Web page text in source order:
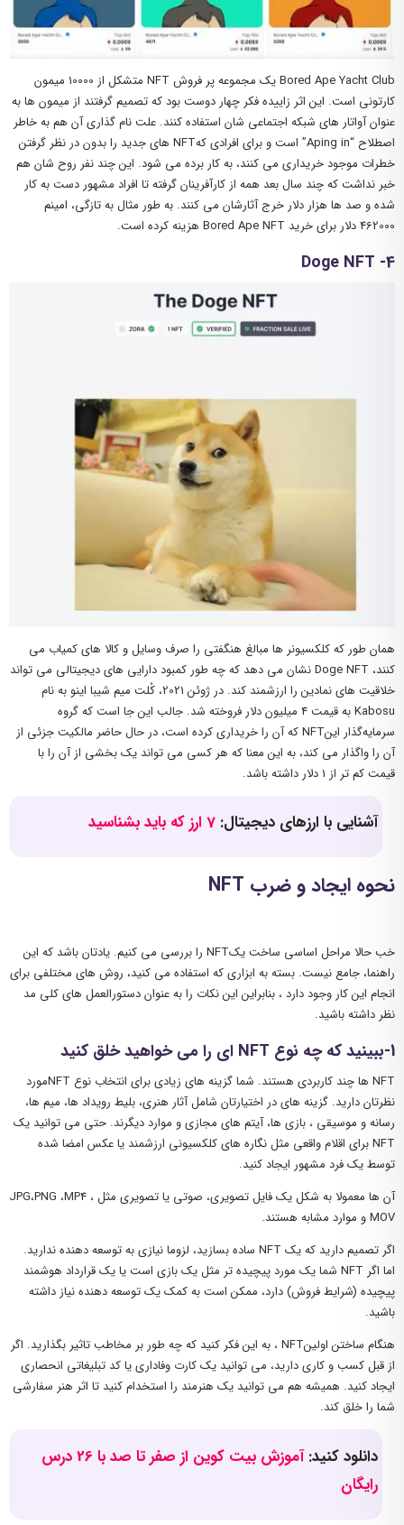
Bored Ape Yacht Club یک مجموعه پر فروش NFT متشکل از 10000 میمون
کارتونی است. این اثر زاییده فکر چهار دوست بود که تصمیم گرفتند از میمون ها به
عنوان آواتار های شبکه اجتماعی شان استفاده کنند. علت نام گذاری آن هم به خاطر
اصطلاح “Aping in” است و برای افرادی کهNFT های جدید را بدون در نظر گرفتن
خطرات موجود خریداری می کنند، به کار برده می شود. این چند نفر روح شان هم
خبر نداشت که چند سال بعد همه از کارآفرینان گرفته تا افراد مشهور دست به کار
شده و صد ها هزار دلار خرج آثارشان می کنند. به طور مثال به تازگی، امینم
462000 دلار برای خرید Bored Ape NFT هزینه کرده است.
4- Doge NFT
همان طور که کلکسیونر ها مبالغ هنگفتی را صرف وسایل و کالا های کمیاب می‌
کنند، Doge NFT نشان می ‌دهد که چه طور کمبود دارایی های دیجیتالی می ‌تواند
خلاقیت‌ های نمادین را ارزشمند کند. در ژوئن 2021، کُلت میم شیبا اینو به نام
Kabosu به قیمت 4 میلیون دلار فروخته شد. جالب این جا است که گروه
سرمایه‌گذار اینNFT که آن را خریداری کرده است، در حال حاضر مالکیت جزئی از
آن را واگذار می کند، به این معنا که هر کسی می ‌تواند یک بخشی از آن را با
قیمت کم تر از 1 دلار داشته باشد.
آشنایی با ارزهای دیجیتال:7 ارز که باید بشناسید
نحوه ایجاد و ضرب NFT
خب حالا مراحل اساسی ساخت یکNFT را بررسی می کنیم. یادتان باشد که این
راهنما، جامع نیست. بسته به ابزاری که استفاده می کنید، روش های مختلفی برای
انجام این کار وجود دارد ، بنابراین این نکات را به عنوان دستورالعمل های کلی مد
نظر داشته باشید.
1-ببینید که چه نوع NFT ای را می خواهید خلق کنید
NFT ها چند کاربردی هستند. شما گزینه های زیادی برای انتخاب نوع NFT‌مورد
نظرتان دارید. گزینه‌ های در اختیارتان شامل آثار هنری، بلیط رویداد ها، میم ها،
رسانه و موسیقی ، بازی‌ ها، آیتم‌ های مجازی و موارد دیگرند. حتی می ‌توانید یک
NFT برای اقلام واقعی مثل نگاره های کلکسیونی ارزشمند یا عکس امضا شده
توسط یک فرد مشهور ایجاد کنید.
آن ها معمولا به شکل یک فایل تصویری، صوتی یا تصویری مثل JPG،PNG ،MP4 ،
MOV و موارد مشابه هستند.
اگر تصمیم دارید که یک NFT ساده بسازید، لزوما نیازی به توسعه دهنده ندارید.
اما اگر NFT شما یک مورد پیچیده ‌تر مثل یک بازی است یا یک قرارداد هوشمند
پیچیده (شرایط فروش) دارد، ممکن است به کمک یک توسعه‌ دهنده نیاز داشته
باشید.
هنگام ساختن اولینNFT ، به این فکر کنید که چه طور بر مخاطب تاثیر بگذارید. اگر
از قبل کسب ‌و کاری دارید، می‌ توانید یک کارت وفاداری یا کد تبلیغاتی انحصاری
ایجاد کنید. همیشه هم می توانید یک هنرمند را استخدام کنید تا اثر هنر سفارشی
شما را خلق کند.
دانلود کنید:
آموزش بیت کوین از صفر تا صد با 26 درس
رایگان